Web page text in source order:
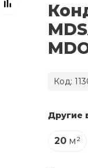
Код:
Другие
20м²